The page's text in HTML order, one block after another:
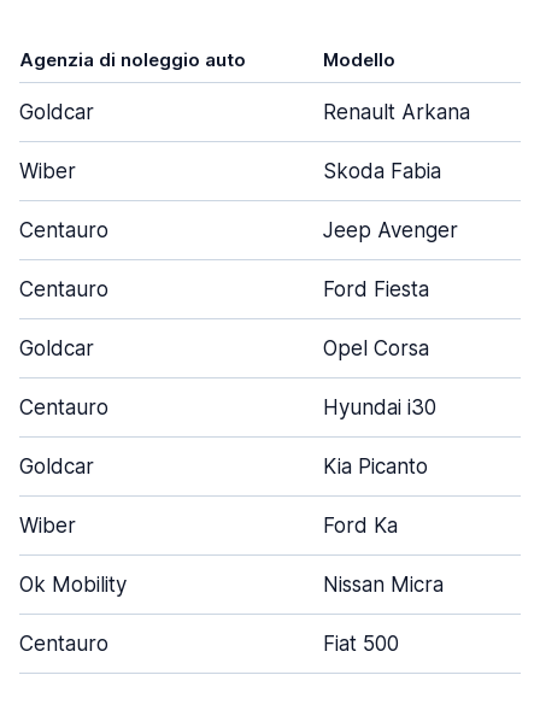
Agenzia di noleggio auto Modello
Goldcar Renault Arkana
Wiber Skoda Fabia
Centauro Jeep Avenger
Centauro Ford Fiesta
Goldcar Opel Corsa
Centauro Hyundai i30
Goldcar Kia Picanto
Wiber Ford Ka
Ok Mobility Nissan Micra
Centauro Fiat 500